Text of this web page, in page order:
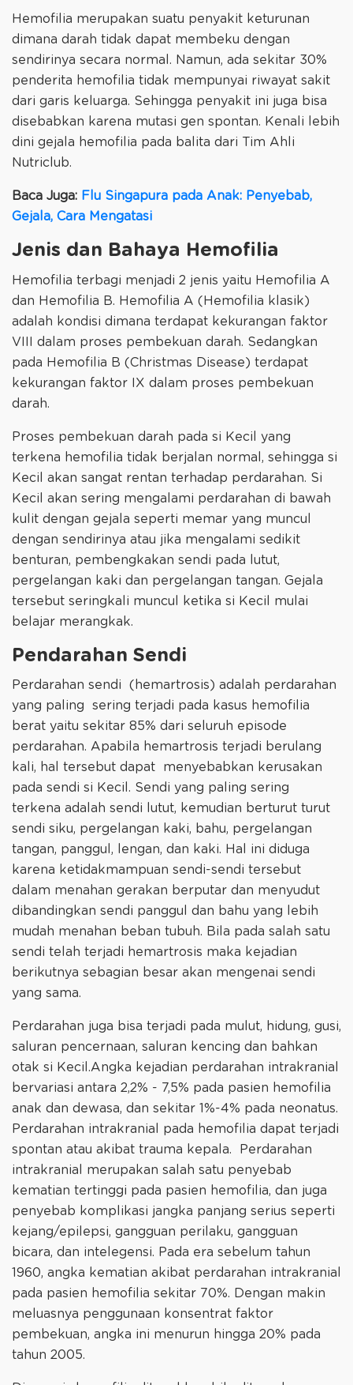
Hemofilia merupakan suatu penyakit keturunan
dimana darah tidak dapat membeku dengan
sendirinya secara normal. Namun, ada sekitar 30%
penderita hemofilia tidak mempunyai riwayat sakit
dari garis keluarga. Sehingga penyakit ini juga bisa
disebabkan karena mutasi gen spontan. Kenali lebih
dini gejala hemofilia pada balita dari Tim Ahli
Nutriclub.
Baca Juga: Flu Singapura pada Anak: Penyebab,
Gejala, Cara Mengatasi
Jenis dan Bahaya Hemofilia
Hemofilia terbagi menjadi 2 jenis yaitu Hemofilia A
dan Hemofilia B. Hemofilia A (Hemofilia klasik)
adalah kondisi dimana terdapat kekurangan faktor
VIII dalam proses pembekuan darah. Sedangkan
pada Hemofilia B (Christmas Disease) terdapat
kekurangan faktor IX dalam proses pembekuan
darah.
Proses pembekuan darah pada si Kecil yang
terkena hemofilia tidak berjalan normal, sehingga si
Kecil akan sangat rentan terhadap perdarahan. Si
Kecil akan sering mengalami perdarahan di bawah
kulit dengan gejala seperti memar yang muncul
dengan sendirinya atau jika mengalami sedikit
benturan, pembengkakan sendi pada lutut,
pergelangan kaki dan pergelangan tangan. Gejala
tersebut seringkali muncul ketika si Kecil mulai
belajar merangkak.
Pendarahan Sendi
Perdarahan sendi (hemartrosis) adalah perdarahan
yang paling sering terjadi pada kasus hemofilia
berat yaitu sekitar 85% dari seluruh episode
perdarahan. Apabila hemartrosis terjadi berulang
kali, hal tersebut dapat menyebabkan kerusakan
pada sendi si Kecil. Sendi yang paling sering
terkena adalah sendi lutut, kemudian berturut turut
sendi siku, pergelangan kaki, bahu, pergelangan
tangan, panggul, lengan, dan kaki. Hal ini diduga
karena ketidakmampuan sendi-sendi tersebut
dalam menahan gerakan berputar dan menyudut
dibandingkan sendi panggul dan bahu yang lebih
mudah menahan beban tubuh. Bila pada salah satu
sendi telah terjadi hemartrosis maka kejadian
berikutnya sebagian besar akan mengenai sendi
yang sama.
Perdarahan juga bisa terjadi pada mulut, hidung, gusi,
saluran pencernaan, saluran kencing dan bahkan
otak si Kecil.Angka kejadian perdarahan intrakranial
bervariasi antara 2,2% - 7,5% pada pasien hemofilia
anak dan dewasa, dan sekitar 1%-4% pada neonatus.
Perdarahan intrakranial pada hemofilia dapat terjadi
spontan atau akibat trauma kepala. Perdarahan
intrakranial merupakan salah satu penyebab
kematian tertinggi pada pasien hemofilia, dan juga
penyebab komplikasi jangka panjang serius seperti
kejang/epilepsi, gangguan perilaku, gangguan
bicara, dan intelegensi. Pada era sebelum tahun
1960, angka kematian akibat perdarahan intrakranial
pada pasien hemofilia sekitar 70%. Dengan makin
meluasnya penggunaan konsentrat faktor
pembekuan, angka ini menurun hingga 20% pada
tahun 2005.